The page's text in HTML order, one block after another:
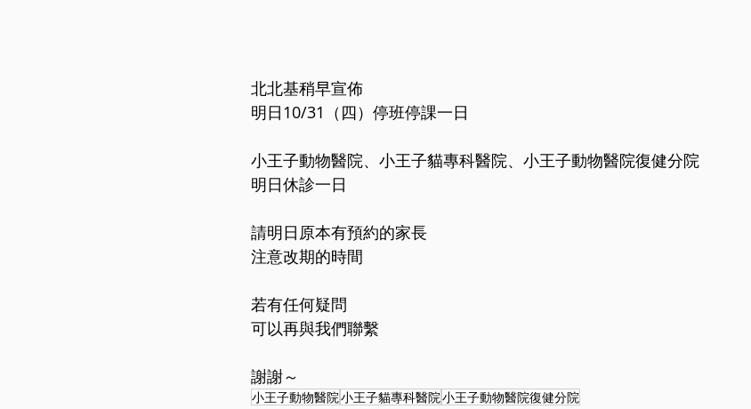
北北基稍早宣佈
明日10/31（四）停班停課一日
小王子動物醫院、小王子貓專科醫院、小王子動物醫院復健分院
明日休診一日
請明日原本有預約的家長
注意改期的時間
若有任何疑問
可以再與我們聯繫
謝謝～
小王子動物醫院小王子貓專科醫院小王子動物醫院復健分院